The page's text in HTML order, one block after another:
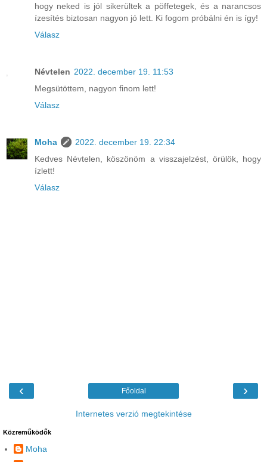
hogy neked is jól sikerültek a pöffetegek, és a narancsos
ízesítés biztosan nagyon jó lett. Ki fogom próbálni én is így!
Válasz
Névtelen 2022. december 19. 11:53
Megsütöttem, nagyon finom lett!
Válasz
Moha
2022. december 19. 22:34
Kedves Névtelen, köszönöm a visszajelzést, örülök, hogy
ízlett!
Válasz
‹ ›
Főoldal
Internetes verzió megtekintése
Közreműködők
Moha